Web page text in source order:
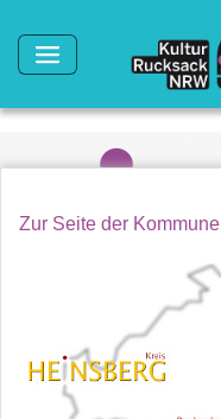
Zur Seite der Kommune